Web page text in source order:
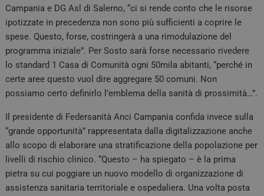
Campania e DG Asl di Salerno, “ci si rende conto che le risorse
ipotizzate in precedenza non sono più sufficienti a coprire le
spese. Questo, forse, costringerà a una rimodulazione del
programma iniziale”. Per Sosto sarà forse necessario rivedere
lo standard 1 Casa di Comunità ogni 50mila abitanti, “perché in
certe aree questo vuol dire aggregare 50 comuni. Non
possiamo certo definirlo l’emblema della sanità di prossimità…”.
Il presidente di Federsanità Anci Campania confida invece sulla
“grande opportunità” rappresentata dalla digitalizzazione anche
allo scopo di elaborare una stratificazione della popolazione per
livelli di rischio clinico. “Questo – ha spiegato – è la prima
pietra su cui poggiare un nuovo modello di organizzazione di
assistenza sanitaria territoriale e ospedaliera. Una volta posta